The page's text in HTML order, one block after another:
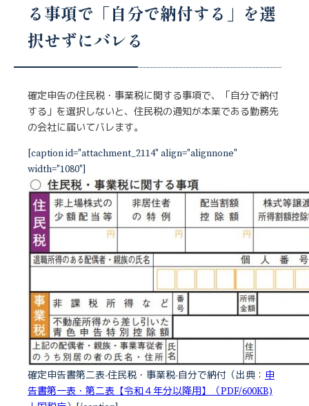
る事項で「自分で納付する」を選
択せずにバレる
確定申告の住民税・事業税に関する事項で、「自分で納付
する」を選択しないと、住民税の通知が本業である勤務先
の会社に届いてバレます。
[caption id="attachment_2114" align="alignnone"
width="1080"]
確定申告書第二表-住民税・事業税-自分で納付（出典： 申
告書第一表・第二表【令和４年分以降用】（PDF/600KB)